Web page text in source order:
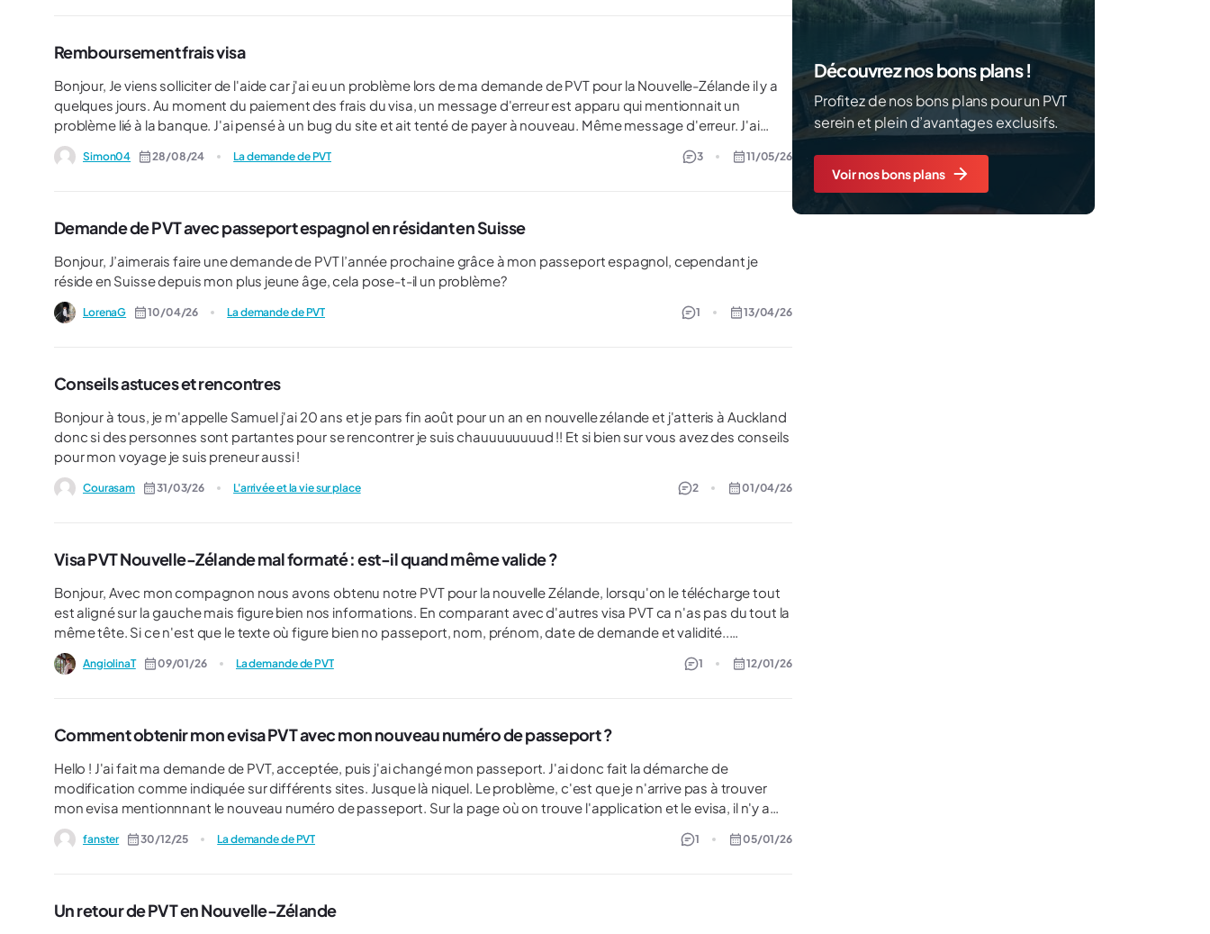
Remboursement frais visa
Bonjour, Je viens solliciter de l'aide car j'ai eu un problème lors de ma demande de PVT pour la Nouvelle-Zélande il y a
quelques jours. Au moment du paiement des frais du visa, un message d'erreur est apparu qui mentionnait un
problème lié à la banque. J'ai pensé à un bug du site et ait tenté de payer à nouveau. Même message d'erreur. J'ai
alors laissé tomber, en pensant que le site ne fonctionnait pas ce jour. Quelques jours plus tard, j'ai reçu le mail
d'acceptation du visa et je me suis aperçu que j'avais été débité deux fois pour le paiement. Savez-vous comment je
mais il n'y en a pas en France. Merci d'avance pour votre aide !
Simon04 28/08/24 La demande de PVT 3 11/05/26
Demande de PVT avec passeport espagnol en résidant en Suisse
Bonjour, J’aimerais faire une demande de PVT l’année prochaine grâce à mon passeport espagnol, cependant je
réside en Suisse depuis mon plus jeune âge, cela pose-t-il un problème?
LorenaG 10/04/26 La demande de PVT 1 13/04/26
Conseils astuces et rencontres
Bonjour à tous, je m'appelle Samuel j'ai 20 ans et je pars fin août pour un an en nouvelle zélande et j'atteris à Auckland
donc si des personnes sont partantes pour se rencontrer je suis chauuuuuuuud !! Et si bien sur vous avez des conseils
pour mon voyage je suis preneur aussi !
Courasam 31/03/26 L'arrivée et la vie sur place 2 01/04/26
Visa PVT Nouvelle-Zélande mal formaté : est-il quand même valide ?
Bonjour, Avec mon compagnon nous avons obtenu notre PVT pour la nouvelle Zélande, lorsqu'on le télécharge tout
est aligné sur la gauche mais figure bien nos informations. En comparant avec d'autres visa PVT ca n'as pas du tout la
même tête. Si ce n'est que le texte où figure bien no passeport, nom, prénom, date de demande et validité..
L'ambassade à Paris n'ayant pas la réponse, je voudrais éviter d'appeler en NZ directement. Quelqu'un saurait-il me
AngiolinaT 09/01/26 La demande de PVT 1 12/01/26
Comment obtenir mon evisa PVT avec mon nouveau numéro de passeport ?
Hello ! J'ai fait ma demande de PVT, acceptée, puis j'ai changé mon passeport. J'ai donc fait la démarche de
modification comme indiquée sur différents sites. Jusque là niquel. Le problème, c'est que je n'arrive pas à trouver
mon evisa mentionnnant le nouveau numéro de passeport. Sur la page où on trouve l'application et le evisa, il n'y a
que l'ancien. Sur une autre page résumant mon compte, je vois bien pourtant ma deuxième application, acceptée.
Savez-vous comment faire pour avoir le evisa avec le nouveau numéro de passeport?
fanster 30/12/25 La demande de PVT 1 05/01/26
Un retour de PVT en Nouvelle-Zélande
Découvrez nos bons plans !
Profitez de nos bons plans pour un PVT
serein et plein d’avantages exclusifs.
Voir nos bons plans